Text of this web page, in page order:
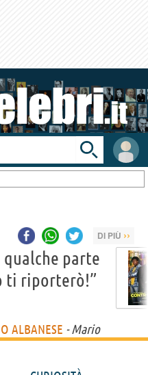
User
area
Toggle
search
bar
DI PIÙ ››
parte
ti riporterò!”
ALBANESE - Mario